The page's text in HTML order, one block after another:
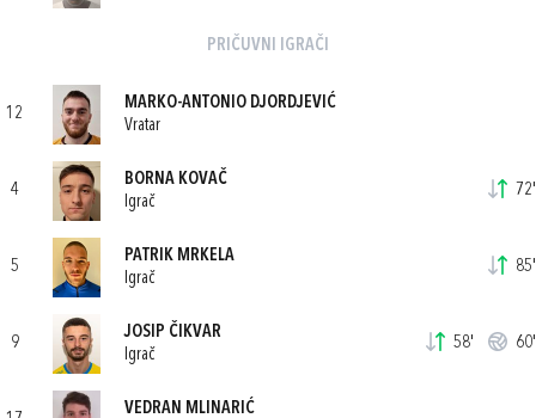
PRIČUVNI IGRAČI
12
MARKO-ANTONIO DJORDJEVIĆ
Vratar
4
BORNA KOVAČ
Igrač
72'
5
PATRIK MRKELA
Igrač
85'
9
JOSIP ČIKVAR
Igrač
58' 60'
VEDRAN MLINARIĆ